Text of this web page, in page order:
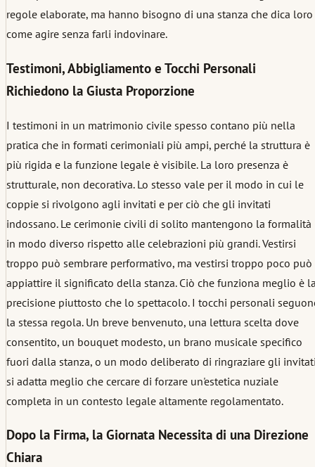
regole elaborate, ma hanno bisogno di una stanza che dica loro
come agire senza farli indovinare.
Testimoni, Abbigliamento e Tocchi Personali
Richiedono la Giusta Proporzione
I testimoni in un matrimonio civile spesso contano più nella
pratica che in formati cerimoniali più ampi, perché la struttura è
più rigida e la funzione legale è visibile. La loro presenza è
strutturale, non decorativa. Lo stesso vale per il modo in cui le
coppie si rivolgono agli invitati e per ciò che gli invitati
indossano. Le cerimonie civili di solito mantengono la formalità
in modo diverso rispetto alle celebrazioni più grandi. Vestirsi
troppo può sembrare performativo, ma vestirsi troppo poco può
appiattire il significato della stanza. Ciò che funziona meglio è
precisione piuttosto che lo spettacolo. I tocchi personali
la stessa regola. Un breve benvenuto, una lettura scelta dove
consentito, un bouquet modesto, un brano musicale specifico
fuori dalla stanza, o un modo deliberato di ringraziare gli
si adatta meglio che cercare di forzare un'estetica nuziale
completa in un contesto legale altamente regolamentato.
Dopo la Firma, la Giornata Necessita di una Direzione
Chiara